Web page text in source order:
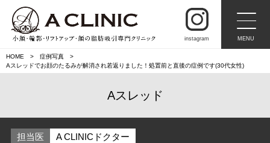
instagram MENU
HOME
症例写真
Aスレッドでお顔のたるみが解消され若返りました！処置前と直後の症例です(30代女性)
Aスレッド
担当医 A CLINICドクター